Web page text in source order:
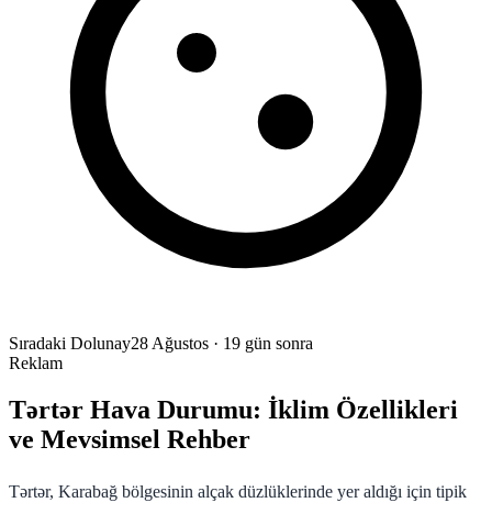
Sıradaki Dolunay28 Ağustos · 19 gün sonra
Reklam
Tərtər Hava Durumu: İklim Özellikleri
ve Mevsimsel Rehber
Tərtər, Karabağ bölgesinin alçak düzlüklerinde yer aldığı için tipik